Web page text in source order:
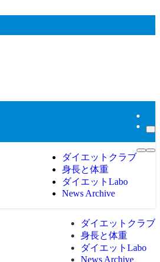
ダイエットクラブ
身長と体重
ダイエットLabo
News Archive
ダイエットクラブ
身長と体重
ダイエットLabo
News Archive